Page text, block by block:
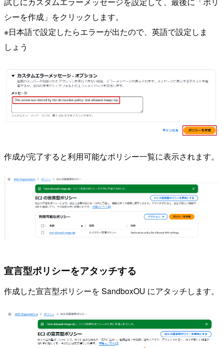
シーを作成」をクリックします。
※日本語で設定したらエラーが出たので、英語で設定しま
しょう
作成が完了すると利用可能なポリシー一覧に表示されます。
宣言型ポリシーをアタッチする
作成した宣言型ポリシーを SandboxOU にアタッチします。